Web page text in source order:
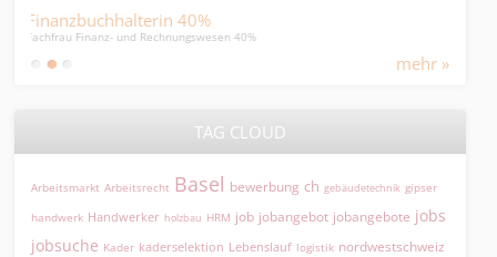
40%
mehr »
TAG CLOUD
Arbeitsmarkt Arbeitsrecht Basel bewerbung ch gebäudetechnik gipser
handwerk Handwerker holzbau HRM job jobangebot jobangebote jobs
jobsuche Kader kaderselektion Lebenslauf logistik nordwestschweiz